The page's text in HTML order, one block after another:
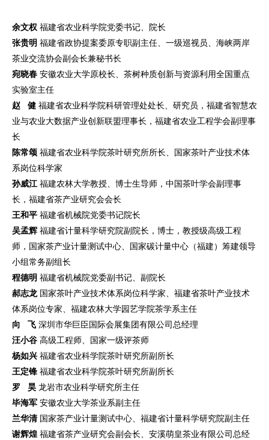
余文权 福建省农业科学院党委书记、院长
张贵明 福建省政协提案委原专职副主任、一级巡视员、海峡两岸
茶业交流协会副会长兼秘书长
宛晓春 安徽农业大学原校长、茶树种质创新与资源利用全国重点
实验室主任
赵 健 福建省农业科学院科研管理处处长、研究员，福建省智慧农
业与农业大数据产业创新联盟理事长，福建省农业工程学会副理事
长
陈常颂 福建省农业科学院茶叶研究所所长、国家茶叶产业技术体
系岗位科学家
孙威江福建农林大学教授、博士生导师，中国茶叶学会副理事
长，福建省茶产业研究会会长
王和平 福建省机械院党委书记院长
吴孟辉 福建省计量科学研究院副院长，博士，教授级高级工程
师，国家茶产业计量测试中心、国家碳计量中心（福建）筹建领导
小组常务副组长
程德明 福建省机械院党委副书记、副院长
郝志龙国家茶叶产业技术体系岗位科学家、福建省茶叶产业技术
体系岗位专家、福建农林大学园艺学院茶学系主任
向 飞 深圳市华巨臣国际会展集团有限公司总经理
汪小谷 高级工程师、国家一级评茶师
杨如兴 福建省农业科学院茶叶研究所副所长
王定锋 福建省农业科学院茶叶研究所副所长
罗 昊 龙岩市农业科学研究所主任
毕海军 安徽农业大学茶业系副主任
兰华清国家茶产业计量测试中心、福建省计量科学研究院副主任
谢辉煌 福建省茶产业研究会副会长、安溪萌皇茶业有限公司总经